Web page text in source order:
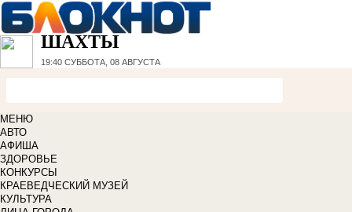
ШАХТЫ
19:40 СУББОТА, 08 АВГУСТА
МЕНЮ
АВТО
АФИША
ЗДОРОВЬЕ
КОНКУРСЫ
КРАЕВЕДЧЕСКИЙ МУЗЕЙ
КУЛЬТУРА